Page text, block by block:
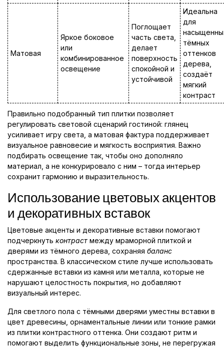
Матовая
Яркое боковое
или
комбинированное
освещение
Поглощает
часть света,
делает
поверхность
спокойной и
устойчивой
Идеальна
для
тёмных
оттенков
дерева,
создаёт
мягкий
контраст
Правильно подобранный тип плитки позволяет
регулировать световой сценарий гостиной: глянец
усиливает игру света, а матовая фактура поддерживает
визуальное равновесие и мягкость восприятия. Важно
подбирать освещение так, чтобы оно дополняло
материал, а не конкурировало с ним – тогда интерьер
сохранит гармонию и выразительность.
Использование цветовых акцентов
и декоративных вставок
Цветовые акценты и декоративные вставки помогают
подчеркнуть контраст между мраморной плиткой и
дверями из тёмного дерева, сохраняя баланс
пространства. В классическом стиле лучше использовать
сдержанные вставки из камня или металла, которые не
нарушают целостность покрытия, но добавляют
визуальный интерес.
Для светлого пола с тёмными дверями уместны вставки в
цвет древесины, орнаментальные линии или тонкие рамки
из плитки контрастного оттенка. Они создают ритм и
помогают выделить функциональные зоны, не перегружая